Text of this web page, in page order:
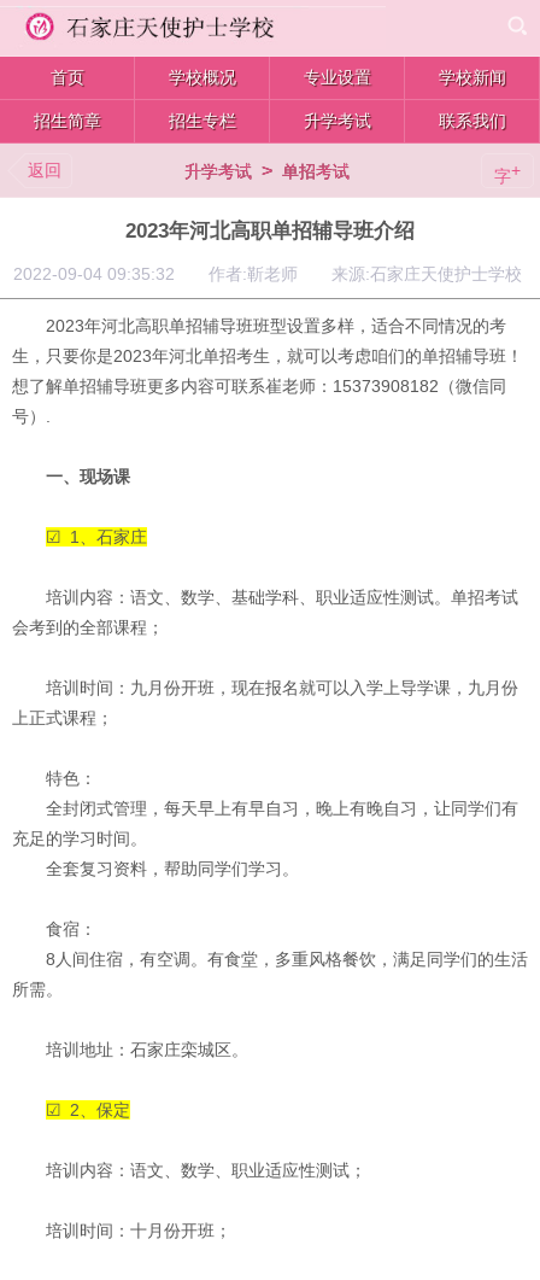
首页 学校概况 专业设置 学校新闻
招生简章 招生专栏 升学考试 联系我们
返回 升学考试 > 单招考试 字+
2023年河北高职单招辅导班介绍
2022-09-04 09:35:32 作者:靳老师 来源:石家庄天使护士学校
2023年河北高职单招辅导班班型设置多样，适合不同情况的考
生，只要你是2023年河北单招考生，就可以考虑咱们的单招辅导班！
想了解单招辅导班更多内容可联系崔老师：15373908182（微信同
号）.
一、现场课
☑ 1、石家庄
培训内容：语文、数学、基础学科、职业适应性测试。单招考试
会考到的全部课程；
培训时间：九月份开班，现在报名就可以入学上导学课，九月份
上正式课程；
特色：
全封闭式管理，每天早上有早自习，晚上有晚自习，让同学们有
充足的学习时间。
全套复习资料，帮助同学们学习。
食宿：
8人间住宿，有空调。有食堂，多重风格餐饮，满足同学们的生活
所需。
培训地址：石家庄栾城区。
☑ 2、保定
培训内容：语文、数学、职业适应性测试；
培训时间：十月份开班；